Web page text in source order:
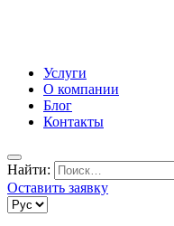
Услуги
О компании
Блог
Контакты
Найти:
Оставить заявку